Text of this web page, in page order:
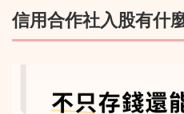
信用合作社入股有什